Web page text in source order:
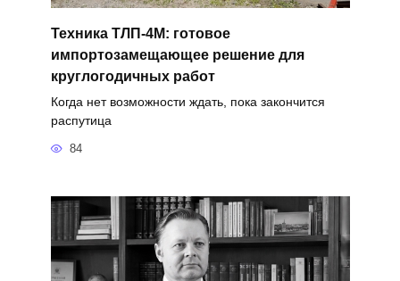
Техника ТЛП-4М: готовое
импортозамещающее решение для
круглогодичных работ
Когда нет возможности ждать, пока закончится
распутица
84